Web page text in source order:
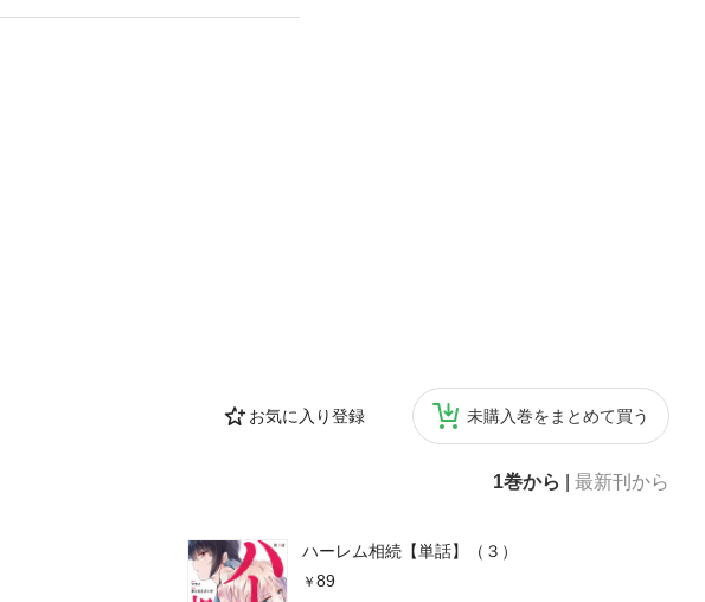
お気に入り登録 未購入巻をまとめて買う
1巻から 最新刊から
ハーレム相続【単話】（３）
89